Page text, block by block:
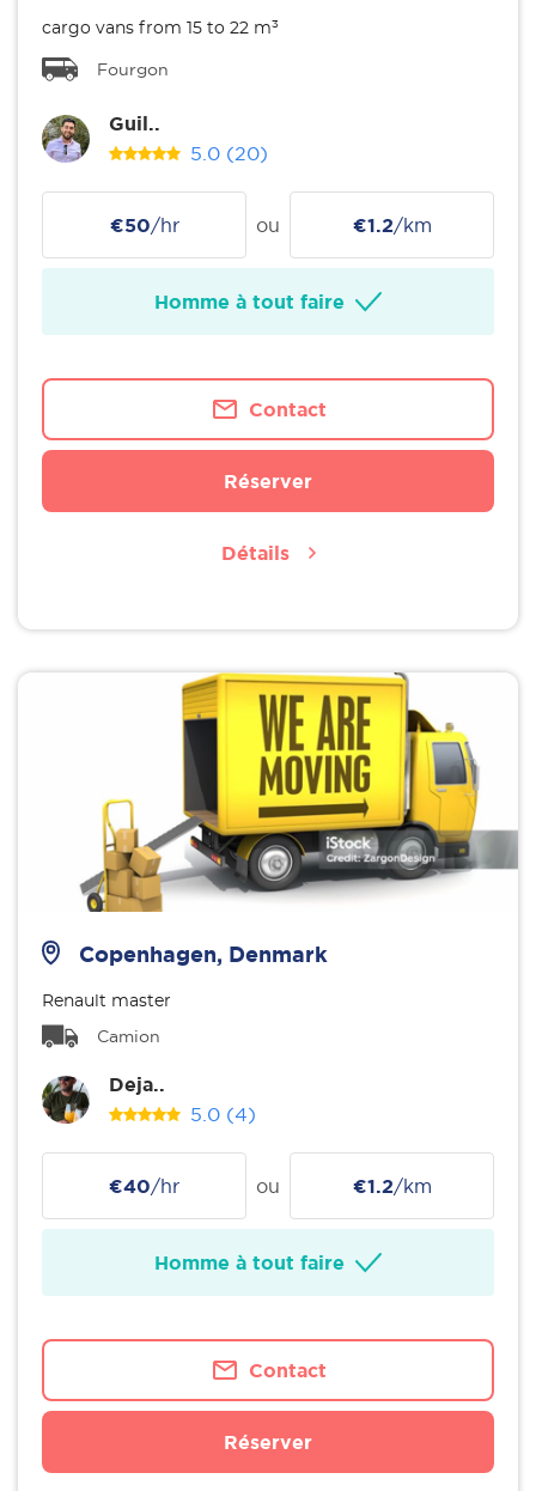
cargo vans from 15 to 22 m³
Fourgon
Guil..
5.0 (20)
€50/hr ou €1.2/km
Homme à tout faire
Contact
Réserver
Détails
Copenhagen, Denmark
Renault master
Camion
Deja..
5.0 (4)
€40/hr ou €1.2/km
Homme à tout faire
Contact
Réserver